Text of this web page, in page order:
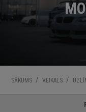
SĀKUMS / VEIKALS /